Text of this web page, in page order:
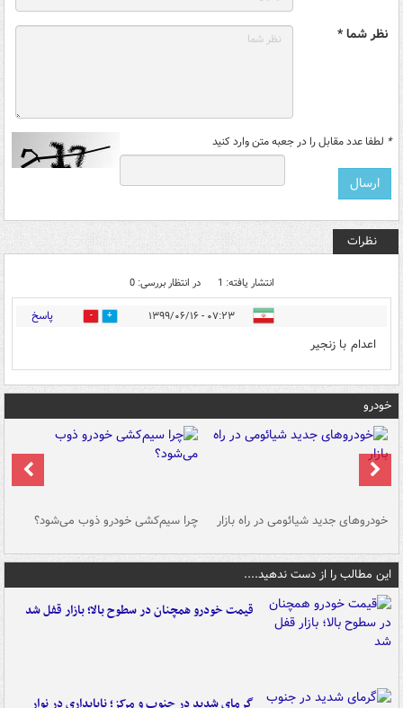
نظر شما *
* لطفا عدد مقابل را در جعبه متن وارد کنید
نظرات
انتشار یافته: 1 در انتظار بررسی: 0
۰۷:۲۳ - ۱۳۹۹/۰۶/۱۶ 1 پاسخ
اعدام با زنجیر
خودرو
خودروهای جدید شیائومی در راه بازار چرا سیم‌کشی خودرو ذوب می‌شود؟
این مطالب را از دست ندهید....
قیمت خودرو همچنان در سطوح بالا؛ بازار قفل شد
گرمای شدید در جنوب و مرکز؛ ناپایداری در نوار